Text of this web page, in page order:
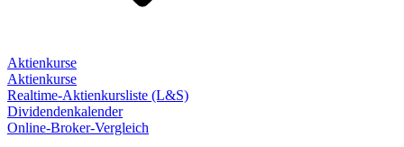
Aktienkurse
Aktienkurse
Realtime-Aktienkursliste (L&S)
Dividendenkalender
Online-Broker-Vergleich